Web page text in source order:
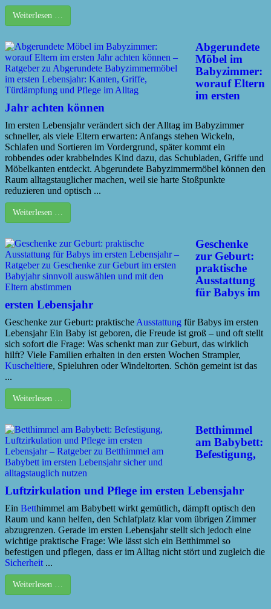
Weiterlesen …
Abgerundete
Möbel im
Babyzimmer:
worauf Eltern
im ersten
Jahr achten können
Im ersten Lebensjahr verändert sich der Alltag im Babyzimmer
schneller, als viele Eltern erwarten: Anfangs stehen Wickeln,
Schlafen und Sortieren im Vordergrund, später kommt ein
robbendes oder krabbelndes Kind dazu, das Schubladen, Griffe und
Möbelkanten entdeckt. Abgerundete Babyzimmermöbel können den
Raum alltagstauglicher machen, weil sie harte Stoßpunkte
reduzieren und optisch ...
Weiterlesen …
Geschenke
zur Geburt:
praktische
Ausstattung
für Babys im
ersten Lebensjahr
Geschenke zur Geburt: praktische Ausstattung für Babys im ersten
Lebensjahr Ein Baby ist geboren, die Freude ist groß – und oft stellt
sich sofort die Frage: Was schenkt man zur Geburt, das wirklich
hilft? Viele Familien erhalten in den ersten Wochen Strampler,
Kuscheltiere, Spieluhren oder Windeltorten. Schön gemeint ist das
...
Weiterlesen …
Betthimmel
am Babybett:
Befestigung,
Luftzirkulation und Pflege im ersten Lebensjahr
Ein Betthimmel am Babybett wirkt gemütlich, dämpft optisch den
Raum und kann helfen, den Schlafplatz klar vom übrigen Zimmer
abzugrenzen. Gerade im ersten Lebensjahr stellt sich jedoch eine
wichtige praktische Frage: Wie lässt sich ein Betthimmel so
befestigen und pflegen, dass er im Alltag nicht stört und zugleich die
Sicherheit ...
Weiterlesen …